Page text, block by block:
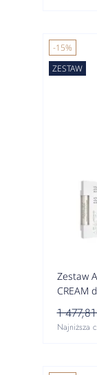
Zestaw
CREAM
kierunku
1 477,81
Najniższa
-15%
ZESTAW